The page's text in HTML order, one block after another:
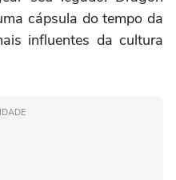
cápsula do tempo da
influentes da cultura